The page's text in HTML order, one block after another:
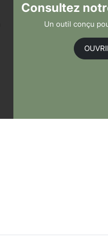
Consultez
Un outil conçu